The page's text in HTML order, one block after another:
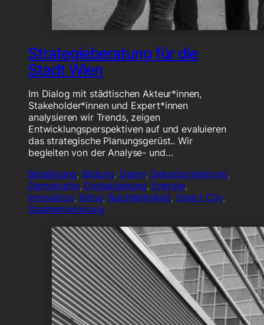
Strategieberatung für die
Stadt Wien
Im Dialog mit städtischen Akteur*innen,
Stakeholder*innen und Expert*innen
analysieren wir Trends, zeigen
Entwicklungsperspektiven auf und evaluieren
das strategische Planungsgerüst.. Wir
begleiten von der Analyse- und…
Beteiligung, Bildung, Daten, Dekarbonisierung,
Demokratie, Digitalisierung, Energie,
Innovation, Klima, Nachhaltigkeit, Smart City,
Stadtentwicklung